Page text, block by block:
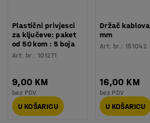
Plastični privjesci
za ključeve: paket
od 50 kom : 5 boja
Art. br.:101271
9,00 KM
bez PDV
U KOŠARICU
Držač
mm
Art. br.: 151042
16,00 KM
bez PDV
U KOŠARICU